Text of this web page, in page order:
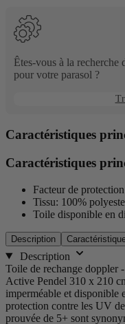
naviguer
entre
les
options.
Êtes-vous à la recherche
pour votre parasol ?
Caractéristiques
Caractéristiques
Facteur de
Tissu: 100%
Toile disponible en
Description
Description
Toile de rechange doppler
Active Pendel 310 x 210
imperméable et disponible
protection contre les UV
prouvée de 5+ sont